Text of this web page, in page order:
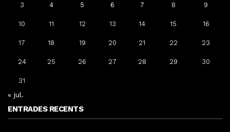
3 4 5 6 7 8 9
10 11 12 13 14 15 16
17 18 19 20 21 22 23
24 25 26 27 28 29 30
31
« jul.
ENTRADES RECENTS